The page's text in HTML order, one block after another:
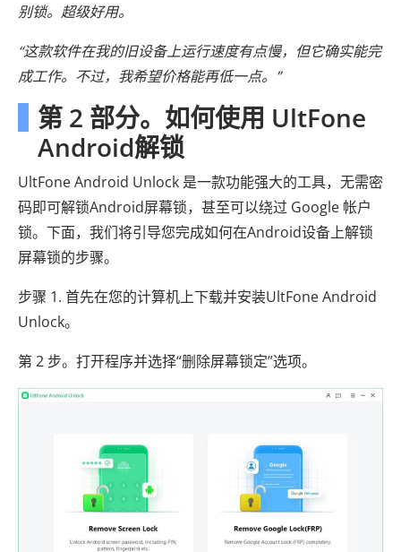
别锁。超级好用。
“这款软件在我的旧设备上运行速度有点慢，但它确实能完
成工作。不过，我希望价格能再低一点。”
第 2 部分。如何使用 UltFone
Android解锁
UltFone Android Unlock 是一款功能强大的工具，无需密
码即可解锁Android屏幕锁，甚至可以绕过 Google 帐户
锁。下面，我们将引导您完成如何在Android设备上解锁
屏幕锁的步骤。
步骤 1. 首先在您的计算机上下载并安装UltFone Android
Unlock。
第 2 步。打开程序并选择“删除屏幕锁定”选项。